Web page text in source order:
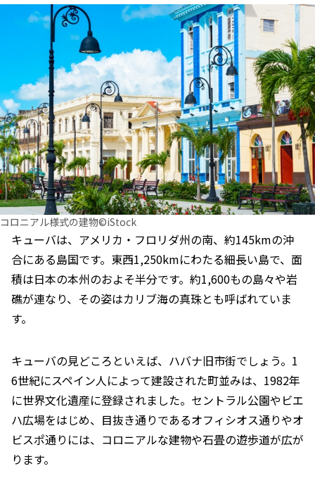
コロニアル様式の建物©iStock
キューバは、アメリカ・フロリダ州の南、約145kmの沖
合にある島国です。東西1,250kmにわたる細長い島で、面
積は日本の本州のおよそ半分です。約1,600もの島々や岩
礁が連なり、その姿はカリブ海の真珠とも呼ばれていま
す。
キューバの見どころといえば、ハバナ旧市街でしょう。1
6世紀にスペイン人によって建設された町並みは、1982年
に世界文化遺産に登録されました。セントラル公園やビエ
ハ広場をはじめ、目抜き通りであるオフィシオス通りやオ
ビスポ通りには、コロニアルな建物や石畳の遊歩道が広が
ります。